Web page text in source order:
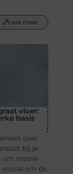
Lees meer
vloer:
basis
over
bij je
om mooie
vooral om de